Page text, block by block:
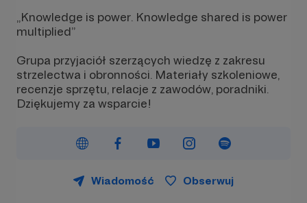
„Knowledge is power. Knowledge shared is power
multiplied”
Grupa przyjaciół szerzących wiedzę z zakresu
strzelectwa i obronności. Materiały szkoleniowe,
recenzje sprzętu, relacje z zawodów, poradniki.
Dziękujemy za wsparcie!
Wiadomość Obserwuj